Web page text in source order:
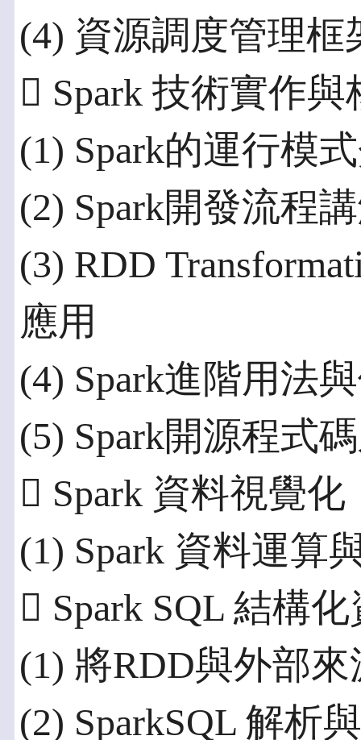
(4) 資源調度管理框
 Spark 技術實作
(1) Spark的運行模
(2) Spark開發流程
(3) RDD
應用
(4) Spark進階用法
(5) Spark開源程式
 Spark 資料視覺化
(1) Spark 資料運算
 Spark SQL 結構
(1) 將RDD與外部來
(2) SparkSQL 解析